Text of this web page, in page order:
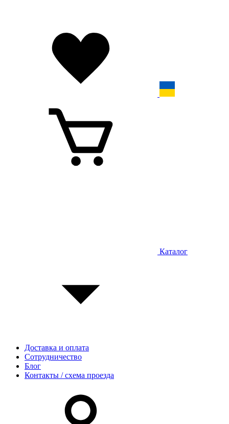
Каталог
Доставка и оплата
Сотрудничество
Блог
Контакты / схема проезда